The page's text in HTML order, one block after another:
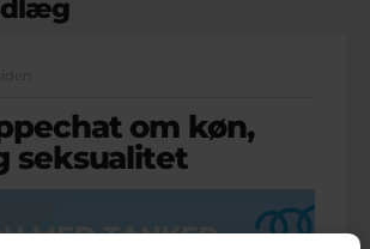
om køn,
seksualitet